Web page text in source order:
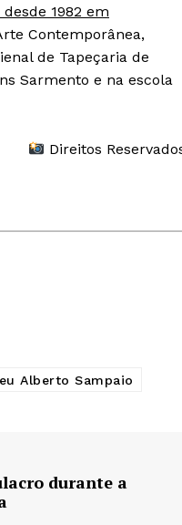
Assinante
1982 em
Contemporânea,
de Tapeçaria de
Sarmento e na escola
Direitos
Alberto Sampaio
durante a